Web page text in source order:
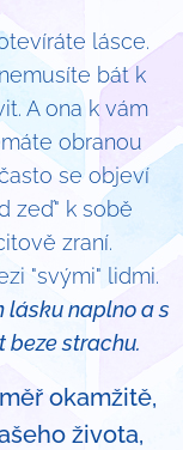
lásce.
bát k
A ona k vám
obranou
se objeví
zeď" k sobě
zraní.
"svými" lidmi.
lásku naplno a s
beze strachu.
okamžitě,
života,